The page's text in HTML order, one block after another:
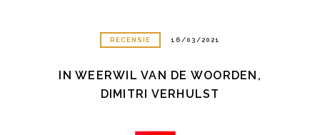
RECENSIE 16/03/2021
IN WEERWIL VAN DE WOORDEN,
DIMITRI VERHULST